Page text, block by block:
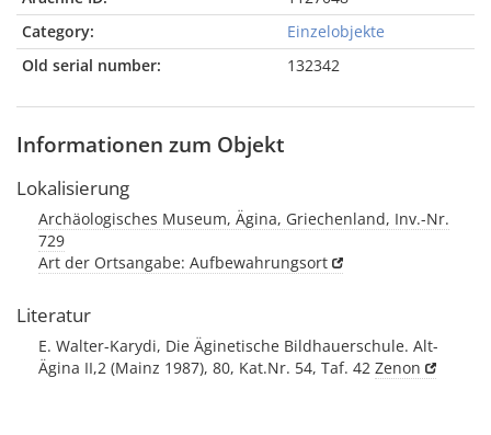
Category:
Einzelobjekte
Old serial number:
132342
Informationen zum Objekt
Lokalisierung
Archäologisches Museum, Ägina, Griechenland, Inv.-Nr.
729
Art der Ortsangabe: Aufbewahrungsort
Literatur
E. Walter-Karydi, Die Äginetische Bildhauerschule. Alt-
Ägina II,2 (Mainz 1987), 80, Kat.Nr. 54, Taf. 42 Zenon